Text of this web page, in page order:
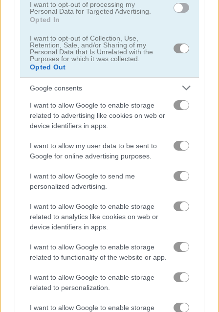
I want to opt-out of processing my
Personal Data for Targeted Advertising.
Opted In
I want to opt-out of Collection, Use,
Retention, Sale, and/or Sharing of my
Personal Data that Is Unrelated with the
Purposes for which it was collected.
Opted Out
Google consents
I want to allow Google to enable storage
related to advertising like cookies on web or
device identifiers in apps.
I want to allow my user data to be sent to
Google for online advertising purposes.
I want to allow Google to send me
personalized advertising.
I want to allow Google to enable storage
related to analytics like cookies on web or
device identifiers in apps.
I want to allow Google to enable storage
related to functionality of the website or app.
I want to allow Google to enable storage
related to personalization.
I want to allow Google to enable storage
Solitaire Classic Solitaire Classic Christmas
Danh mục liên quan
rummy
freecell
trò chơi trực tuyến miễn phí trò chơi bài solitaire manga girls